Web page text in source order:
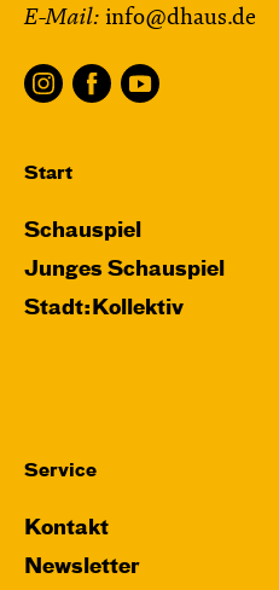
E-Mail: info@dhaus.de
Start
Schauspiel
Junges Schauspiel
Stadt:Kollektiv
Service
Kontakt
Newsletter